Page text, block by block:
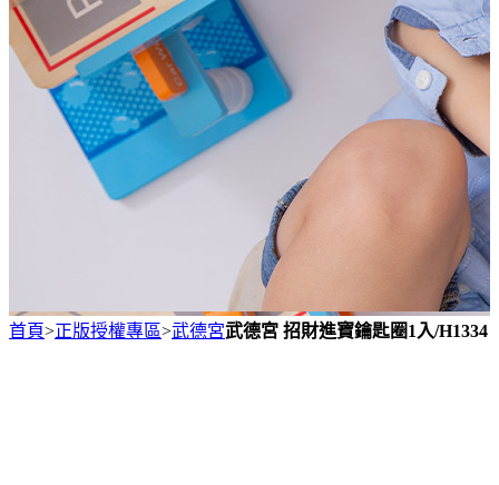
首頁>正版授權專區>武德宮武德宮 招財進寶鑰匙圈1入/H1334